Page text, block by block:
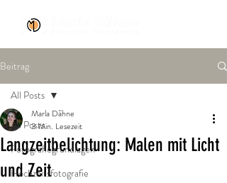
Beitrag
All Posts
Fotografiegrundlagen
Hochzeitsfotografie
All Posts
Langzeitbelichtung: Malen mit Licht
und Zeit
Marla Dähne
3 Min. Lesezeit